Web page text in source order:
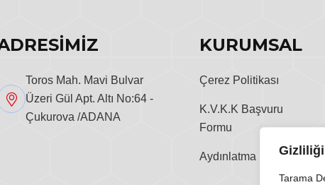
Tarama
Toros Mah. Mavi Bulvar
Üzeri Gül Apt. Altı No:64 -
Çukurova /ADANA
KURUMSAL
Çerez Politikası
K.V.K.K Başvuru
Formu
Aydınlatma Metni